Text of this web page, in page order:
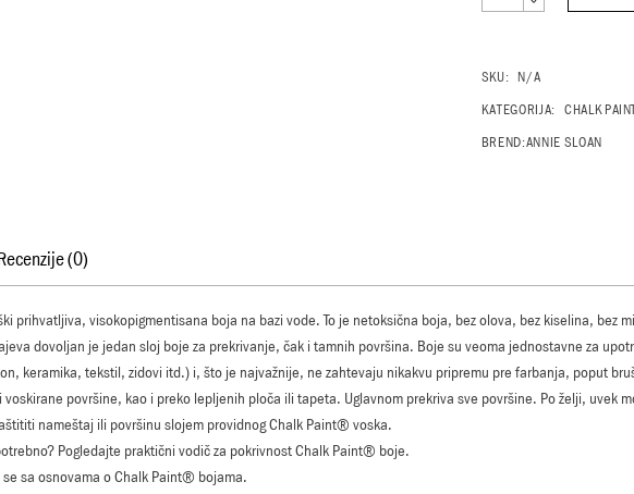
SKU: N/A
KATEGORIJA: CHALK
BREND:ANNIE SLOAN
(0)
prihvatljiva, visokopigmentisana boja na bazi vode. To je netoksična boja, bez olova, bez kiselina, bez
dovoljan je jedan sloj boje za prekrivanje, čak i tamnih površina. Boje su veoma jednostavne za
keramika, tekstil, zidovi itd.) i, što je najvažnije, ne zahtevaju nikakvu pripremu pre farbanja, poput
površine, kao i preko lepljenih ploča ili tapeta. Uglavnom prekriva sve površine. Po želji, uvek
nameštaj ili površinu slojem providnog Chalk Paint® voska.
Pogledajte praktični vodič za pokrivnost Chalk Paint® boje.
sa osnovama o Chalk Paint® bojama.